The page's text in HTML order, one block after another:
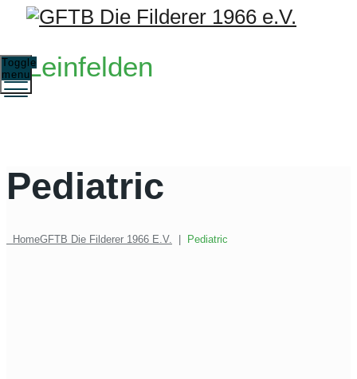
Leinfelden
Toggle
menu
Pediatric
HomeGFTB Die Filderer 1966 E.V. Pediatric